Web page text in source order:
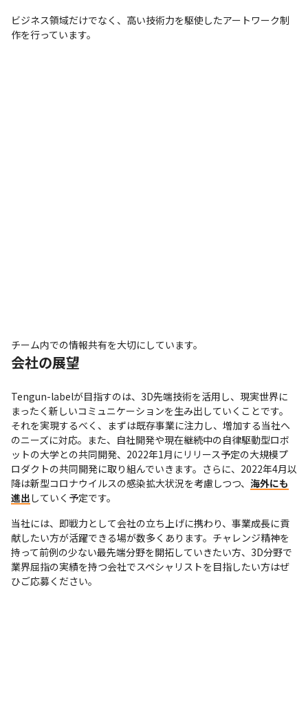
ビジネス領域だけでなく、高い技術力を駆使したアートワーク制
作を行っています。
チーム内での情報共有を大切にしています。
会社の展望
Tengun-labelが目指すのは、3D先端技術を活用し、現実世界に
まったく新しいコミュニケーションを生み出していくことです。
それを実現するべく、まずは既存事業に注力し、増加する当社へ
のニーズに対応。また、自社開発や現在継続中の自律駆動型ロボ
ットの大学との共同開発、2022年1月にリリース予定の大規模プ
ロダクトの共同開発に取り組んでいきます。さらに、2022年4月以
降は新型コロナウイルスの感染拡大状況を考慮しつつ、 海外にも
進出 していく予定です。
当社には、即戦力として会社の立ち上げに携わり、事業成長に貢
献したい方が活躍できる場が数多くあります。チャレンジ精神を
持って前例の少ない最先端分野を開拓していきたい方、3D分野で
業界屈指の実績を持つ会社でスペシャリストを目指したい方はぜ
ひご応募ください。